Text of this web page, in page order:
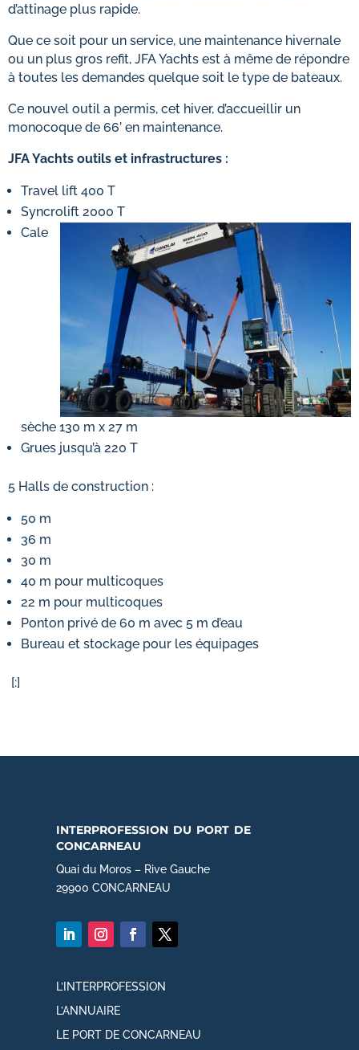
d’attinage plus rapide.
Que ce soit pour un service, une maintenance hivernale
ou un plus gros refit, JFA Yachts est à même de répondre
à toutes les demandes quelque soit le type de bateaux.
Ce nouvel outil a permis, cet hiver, d’accueillir un
monocoque de 66’ en maintenance.
JFA Yachts outils et infrastructures :
Travel lift 400 T
Syncrolift 2000 T
Cale
sèche 130 m x 27 m
Grues jusqu’à 220 T
5 Halls de construction :
50 m
36 m
30 m
40 m pour multicoques
22 m pour multicoques
Ponton privé de 60 m avec 5 m d’eau
Bureau et stockage pour les équipages
[:]
interprofession du port de
concarneau
Quai du Moros – Rive Gauche
29900 CONCARNEAU
L’INTERPROFESSION
L’ANNUAIRE
LE PORT DE CONCARNEAU